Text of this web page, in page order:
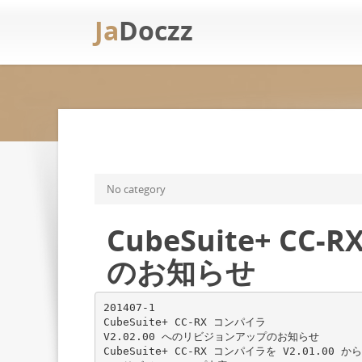
JaDoczz
No category
CubeSuite+ CC-
のお知らせ
201407-1
CubeSuite+ CC-RX コンパイラ
V2.02.00 へのリビジョンアップのお知らせ
CubeSuite+ CC-RX コンパイラを V2.01.00 か